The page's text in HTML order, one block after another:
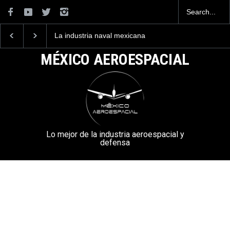
La industria naval mexicana
la Armada de México
mexicanos cuesta 2.9
millones de dólares
MÉXICO AEROESPACIAL
Lo mejor de la industria aeroespacial y
defensa